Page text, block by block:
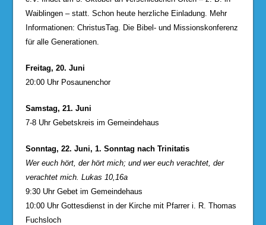
Waiblingen – statt. Schon heute herzliche Einladung. Mehr
Informationen: ChristusTag. Die Bibel- und Missionskonferenz
für alle Generationen.
Freitag, 20. Juni
20:00 Uhr Posaunenchor
Samstag, 21. Juni
7-8 Uhr Gebetskreis im Gemeindehaus
Sonntag, 22. Juni, 1. Sonntag nach Trinitatis
Wer euch hört, der hört mich; und wer euch verachtet, der
verachtet mich. Lukas 10,16a
9:30 Uhr Gebet im Gemeindehaus
10:00 Uhr Gottesdienst in der Kirche mit Pfarrer i. R. Thomas
Fuchsloch